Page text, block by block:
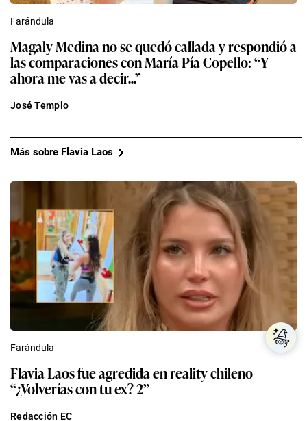
Farándula
Magaly Medina no se quedó callada y respondió a
las comparaciones con María Pía Copello: “Y
ahora me vas a decir...”
José Templo
Más sobre Flavia Laos
Farándula
Flavia Laos fue agredida en reality chileno
“¿Volverías con tu ex? 2”
Redacción EC